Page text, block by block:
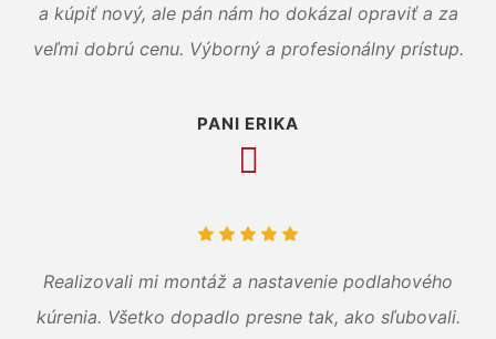
a kúpiť nový, ale pán nám ho dokázal opraviť a za
veľmi dobrú cenu. Výborný a profesionálny prístup.
PANI ERIKA
Realizovali mi montáž a nastavenie podlahového
kúrenia. Všetko dopadlo presne tak, ako sľubovali.